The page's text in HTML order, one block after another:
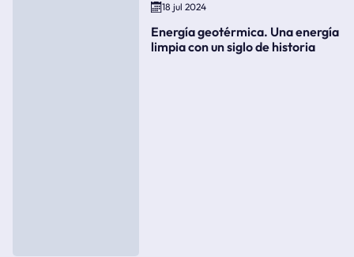
18 jul 2024
Energía geotérmica. Una energía
limpia con un siglo de historia